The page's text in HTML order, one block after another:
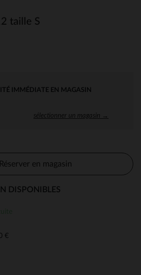
taille S
IMMÉDIATE EN MAGASIN
sélectionner un magasin →
Réserver en magasin
DISPONIBLES
€